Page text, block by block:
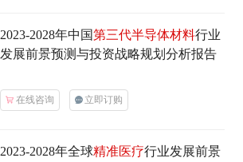
2023-2028年中国第三代半导体材料行业
发展前景预测与投资战略规划分析报告
在线咨询 立即订购
2023-2028年全球精准医疗行业发展前景